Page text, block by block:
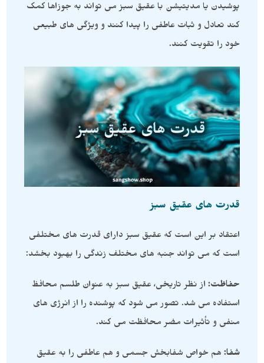
پوشیدن یا مدیتیشن با عقیق سبز می تواند به جوزاها کمک
کند تعادل و ثبات عاطفی را پیدا کنند و ویژگی های طبیعی
خود را تقویت کنند.
قدرت های عقیق سبز
اعتقاد بر این است که عقیق سبز دارای قدرت های مختلفی
است که می تواند جنبه های مختلف زندگی را بهبود بخشد:
حفاظت: از نظر تاریخی، عقیق سبز به عنوان طلسم محافظ
استفاده می شد. تصور می شود که پوشنده را از انرژی های
منفی و تأثیرات مضر محافظت می کند.
شفا: هم خواص شفابخش جسمی و هم عاطفی را به عقیق